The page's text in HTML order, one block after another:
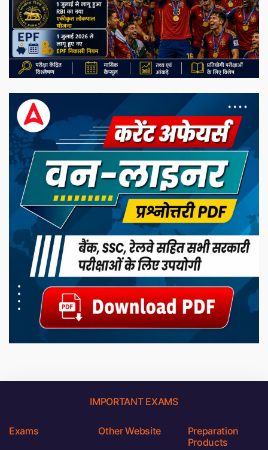
IMPORTANT EXAMS
Exams Other Website
Preparation
Products